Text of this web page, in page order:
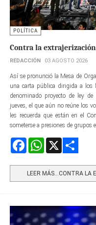
POLÍTICA
Contra la
REDACCIÓN 03 AGOSTO 2026
Así se pronunció la Mesa de
una carta pública dirigida a los
denominado proyecto de ley
jueves, el que aún no reúne los
les recuerda que están en el
someterse a presiones de grupos
FacebookWhatsApp
LEER MÁS…CONTRA LA